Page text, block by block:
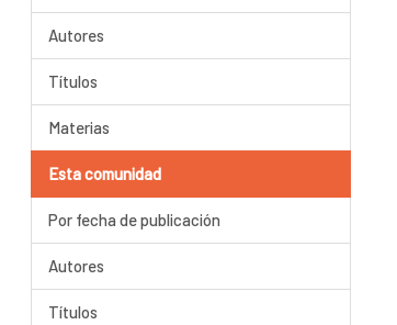
Autores
Títulos
Materias
Esta comunidad
Por fecha de publicación
Autores
Títulos